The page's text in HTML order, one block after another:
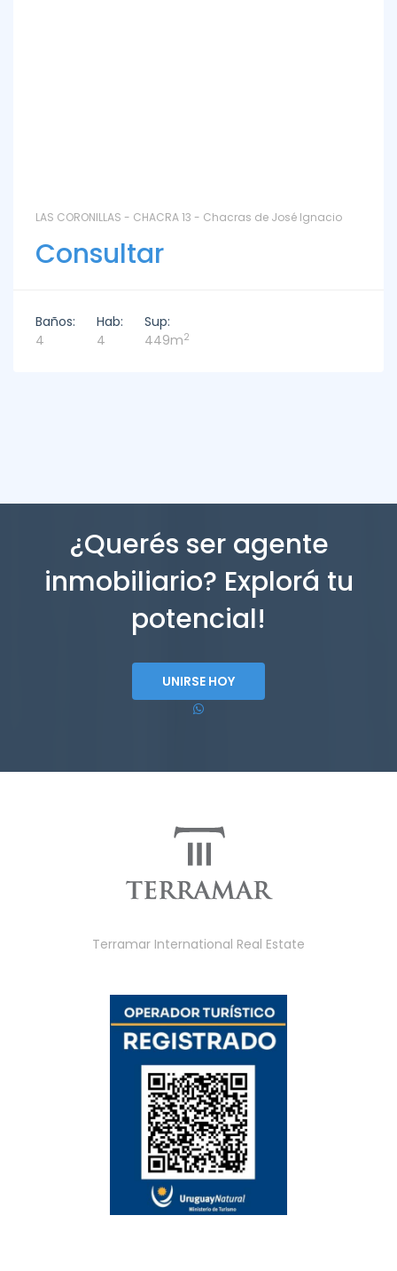
LAS CORONILLAS - CHACRA 13 - Chacras de José Ignacio
Consultar
Baños:
4
Hab:
4
Sup:
449m2
¿Querés ser agente
inmobiliario? Explorá tu
potencial!
UNIRSE HOY
Terramar International Real Estate